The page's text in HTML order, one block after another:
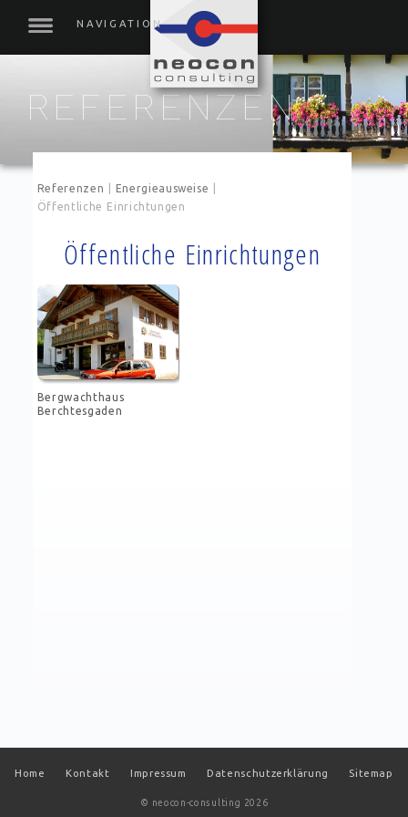
REFERENZEN
Referenzen Energieausweise
Öffentliche Einrichtungen
Öffentliche Einrichtungen
Bergwachthaus
Berchtesgaden
Navigation
Home Kontakt Impressum Datenschutzerklärung Sitemap
© neocon-consulting 2026